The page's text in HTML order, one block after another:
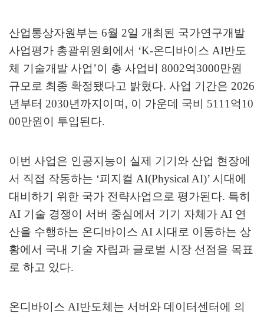
산업통상자원부는 6월 2일 개최된 국가연구개발
사업평가 총괄위원회에서 ‘K-온디바이스 AI반도
체 기술개발 사업’이 총 사업비 8002억3000만원
규모로 최종 확정됐다고 밝혔다. 사업 기간은 2026
년부터 2030년까지이며, 이 가운데 국비 5111 억10
00만원이 투입된다.
이번 사업은 인공지능이 실제 기기와 산업 현장에
서 직접 작동하는 ‘피지컬 AI(Physical AI)’ 시대에
대비하기 위한 국가 전략사업으로 평가된다. 특히
AI 기술 경쟁이 서버 중심에서 기기 자체가 AI 연
산을 수행하는 온디바이스 AI 시대로 이동하는 상
황에서 국내 기술 자립과 글로벌 시장 선점을 목표
로 하고 있다.
온디바이스 AI반도체는 서버와 데이터센터에 의